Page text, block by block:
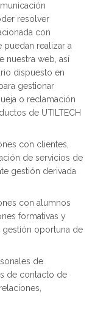
resolver
con
realizar a
nuestra web, así
dispuesto en
gestionar
o reclamación
de UTILTECH
con clientes,
de servicios de
gestión derivada
con alumnos
formativas y
oportuna de
de
de contacto de